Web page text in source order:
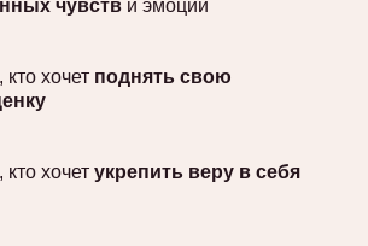
чувств и эмоций
хочет поднять свою
хочет укрепить веру в себя